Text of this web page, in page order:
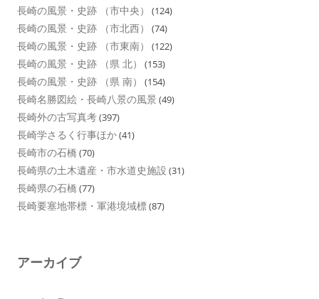
長崎の風景・史跡 （市中央） (124)
長崎の風景・史跡 （市北西） (74)
長崎の風景・史跡 （市東南） (122)
長崎の風景・史跡 （県 北） (153)
長崎の風景・史跡 （県 南） (154)
長崎名勝図絵・長崎八景の風景 (49)
長崎外の古写真考(397)
長崎学さるく行事ほか(41)
長崎市の石橋 (70)
長崎県の土木遺産・市水道史施設 (31)
長崎県の石橋 (77)
長崎要塞地帯標・軍港境域標(87)
アーカイブ